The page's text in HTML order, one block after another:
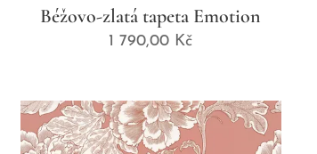
Béžovo-zlatá tapeta Emotion
1 790,00 Kč